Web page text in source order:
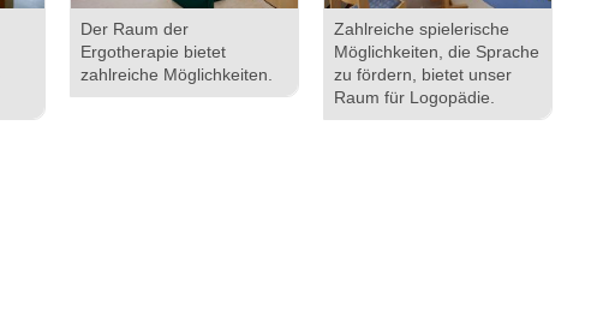
Der Raum der
Ergotherapie bietet
zahlreiche Möglichkeiten.
Zahlreiche spielerische
Möglichkeiten, die Sprache
zu fördern, bietet unser
Raum für Logopädie.